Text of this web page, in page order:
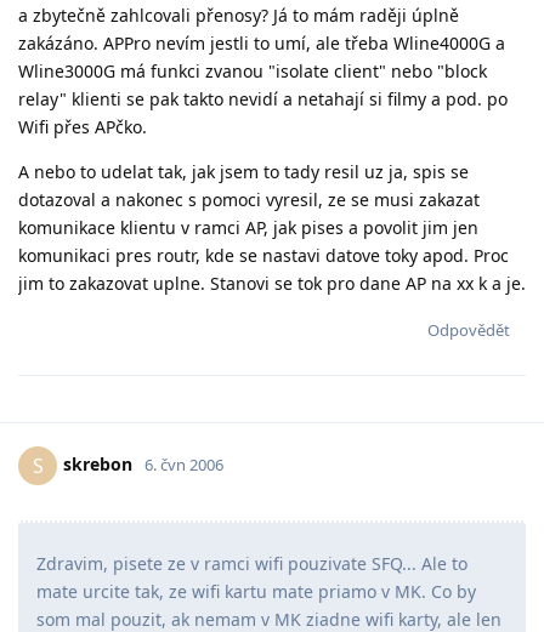
a zbytečně zahlcovali přenosy? Já to mám raději úplně
zakázáno. APPro nevím jestli to umí, ale třeba Wline4000G a
Wline3000G má funkci zvanou "isolate client" nebo "block
relay" klienti se pak takto nevidí a netahají si filmy a pod. po
Wifi přes APčko.
A nebo to udelat tak, jak jsem to tady resil uz ja, spis se
dotazoval a nakonec s pomoci vyresil, ze se musi zakazat
komunikace klientu v ramci AP, jak pises a povolit jim jen
komunikaci pres routr, kde se nastavi datove toky apod. Proc
jim to zakazovat uplne. Stanovi se tok pro dane AP na xx k a je.
Odpovědět
S skrebon 6. čvn 2006
Zdravim, pisete ze v ramci wifi pouzivate SFQ... Ale to
mate urcite tak, ze wifi kartu mate priamo v MK. Co by
som mal pouzit, ak nemam v MK ziadne wifi karty, ale len